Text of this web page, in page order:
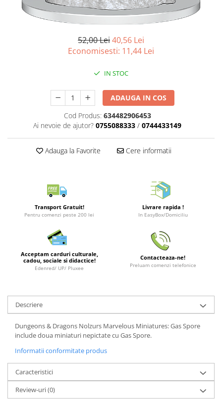
Deck Boxes/Cutii pentru carti
Portofolii/ Clasoare pentru carti
Alte produse Hobby
Merch Lex Hobby Store
Plusuri si papusi
Decoratiuni
Fesuri
Studio Ghibli/My Neighbor
Totoro/Kiki etc
Minecraft
Carnetele
Dragon Ball
Pokemon
52,00 Lei40,56 Lei
Economisesti: 11,44 Lei
IN STOC
ADAUGA IN COS
Cod Produs: 634482906453
Ai nevoie de ajutor? 0755088333 / 0744433149
Adauga la Favorite Cere informatii
Transport Gratuit!
Pentru comenzi peste 200 lei
Livrare rapida !
In EasyBox/Domiciliu
Acceptam carduri culturale,
cadou, sociale si didactice!
Edenred/ UP/ Pluxee
Contacteaza-ne!
Preluam comenzi telefonice
Descriere
Dungeons & Dragons Nolzurs Marvelous Miniatures: Gas Spore
include doua miniaturi nepictate cu Gas Spore.
Informatii conformitate produs
Caracteristici
Review-uri(0)